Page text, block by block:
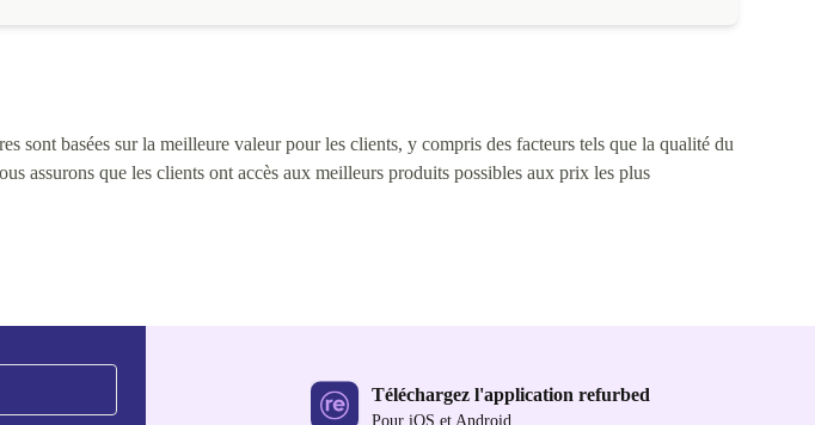
basées sur la meilleure valeur pour les clients, y compris des facteurs tels que la qualité du
assurons que les clients ont accès aux meilleurs produits possibles aux prix les plus
Téléchargez l'application refurbed
Pour iOS et Android